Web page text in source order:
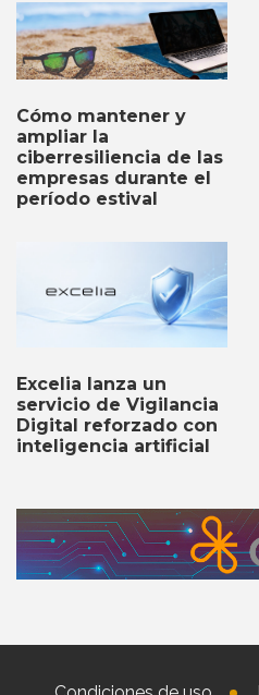
Cómo mantener y
ampliar la
ciberresiliencia de las
empresas durante el
período estival
Excelia lanza un
servicio de Vigilancia
Digital reforzado con
inteligencia artificial